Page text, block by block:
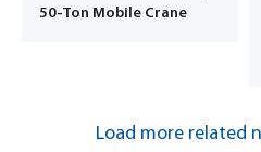
50-Ton Mobile Crane
Load more related